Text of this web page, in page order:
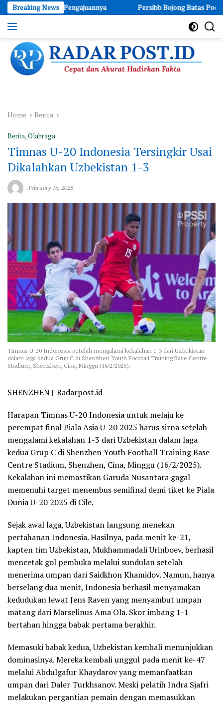
Skip
to
content
Breaking News
Pengajuannya Persibb Bojong Batas Pocin: Sukses
dan
Akurat
Hadirkan
Fakta
Home Berita
Berita,Olahraga
Timnas U-20 Indonesia Tersingkir Usai
Dikalahkan Uzbekistan 1-3
February 16, 2025
Timnas U-20 Indonesia setelah mengalami kekalahan 1-3 dari Uzbekistan
dalam laga kedua Grup C di Shenzhen Youth Football Training Base Centre
Stadium, Shenzhen, Cina, Minggu (16/2/2025).
SHENZHEN || Radarpost.id
Harapan Timnas U-20 Indonesia untuk melaju ke
perempat final Piala Asia U-20 2025 harus sirna setelah
mengalami kekalahan 1-3 dari Uzbekistan dalam laga
kedua Grup C di Shenzhen Youth Football Training Base
Centre Stadium, Shenzhen, Cina, Minggu (16/2/2025).
Kekalahan ini memastikan Garuda Nusantara gagal
memenuhi target menembus semifinal demi tiket ke Piala
Dunia U-20 2025 di Cile.
Sejak awal laga, Uzbekistan langsung menekan
pertahanan Indonesia. Hasilnya, pada menit ke-21,
kapten tim Uzbekistan, Mukhammadali Urinboev, berhasil
mencetak gol pembuka melalui sundulan setelah
menerima umpan dari Saidkhon Khamidov. Namun, hanya
berselang dua menit, Indonesia berhasil menyamakan
kedudukan lewat Jens Raven yang menyambut umpan
matang dari Marselinus Ama Ola. Skor imbang 1-1
bertahan hingga babak pertama berakhir.
Memasuki babak kedua, Uzbekistan kembali menunjukkan
dominasinya. Mereka kembali unggul pada menit ke-47
melalui Abdulgafur Khaydarov yang memanfaatkan
umpan dari Daler Turkhsanov. Meski pelatih Indra Sjafri
melakukan pergantian pemain dengan memasukkan